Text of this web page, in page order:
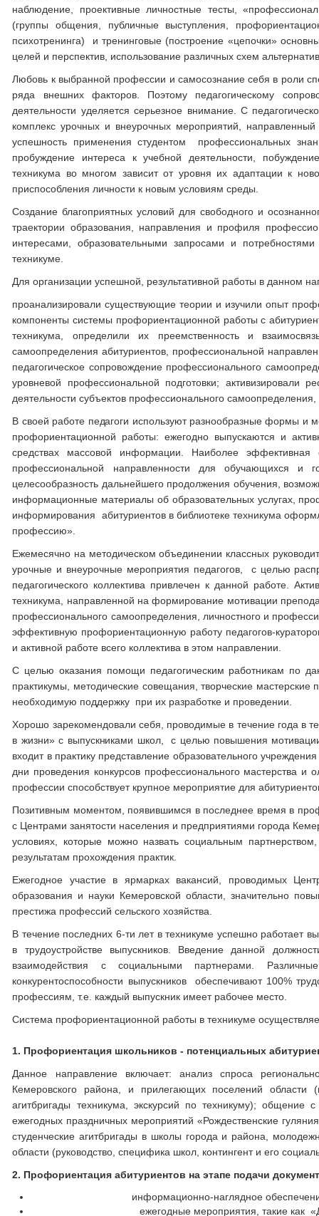
наблюдение, проективные личностные тесты,
(группы общения, публичные выступления,
психотренинга) и тренинговые (построение «цепочки»
целей и перспектив, использование различных схем
Любовь к выбранной профессии и самосознание себя в роли
ряда внешних факторов. Поэтому педагогическому
деятельности уделяется серьезное внимание. С
комплекс урочных и внеурочных мероприятий,
успешность применения студентом профессиональных
пробуждение интереса к учебной деятельности,
техникума во многом зависит от уровня их адаптации к
приспособления личности к новым условиям среды.
Создание благоприятных условий для свободного и
траектории образования, направления и профиля
интересами, образовательными запросами и
техникуме.
Для организации успешной, результативной работы в данном
проанализировали существующие теории и изучили опыт
компоненты системы профориентационной работы с
техникума, определили их преемственность и
самоопределения абитуриентов, профессиональной
педагогическое сопровождение профессионального
уровневой профессиональной подготовки; активизировали
деятельности субъектов профессионального
В своей работе педагоги используют разнообразные формы
профориентационной работы: ежегодно выпускаются и
средствах массовой информации. Наиболее эффективная
профессиональной направленности для обучающихся и
целесообразность дальнейшего продолжения обучения,
информационные материалы об образовательных услугах,
информирования абитуриентов в библиотеке техникума
профессию».
Ежемесячно на методическом объединении классных
урочные и внеурочные мероприятия педагогов, с целью
педагогического коллектива привлечен к данной работе.
техникума, направленной на формирование мотивации
профессионального самоопределения, личностного и
эффективную профориентационную работу педагогов-
и активной работе всего коллектива в этом направлении.
С целью оказания помощи педагогическим работникам по
практикумы, методические совещания, творческие
необходимую поддержку при их разработке и проведении.
Хорошо зарекомендовали себя, проводимые в течение года в
в жизни» с выпускниками школ, с целью повышения
входит в практику представление образовательного
дни проведения конкурсов профессионального мастерства
профессии способствует крупное мероприятие для
Позитивным моментом, появившимся в последнее время в
с Центрами занятости населения и предприятиями города
условиях, которые можно назвать социальным
результатам прохождения практик.
Ежегодное участие в ярмарках вакансий, проводимых
образования и науки Кемеровской области, значительно
престижа профессий сельского хозяйства.
В течение последних 6-ти лет в техникуме успешно работает
в трудоустройстве выпускников. Введение данной
взаимодействия с социальными партнерами.
конкурентоспособности выпускников обеспечивают 100%
профессиям, т.е. каждый выпускник имеет рабочее место.
Система профориентационной работы в техникуме
1. Профориентация школьников - потенциальных
Данное направление включает: анализ спроса
Кемеровского района, и прилегающих поселений области
агитбригады техникума, экскурсий по техникуму); общение
ежегодных праздничных мероприятий «Рождественские
студенческие агитбригады в школы города и района,
области (руководство, специфика школ, контингент и его
2. Профориентация абитуриентов на этапе подачи
информационно-наглядное
ежегодные мероприятия, такие как